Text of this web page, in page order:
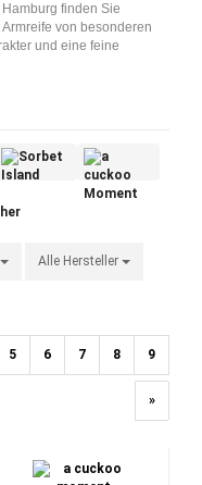
finden Sie
von besonderen
und eine feine
Alle Hersteller
pro Seite
5 6 7 8 9
»